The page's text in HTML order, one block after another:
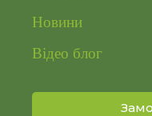
Новини
Відео блог